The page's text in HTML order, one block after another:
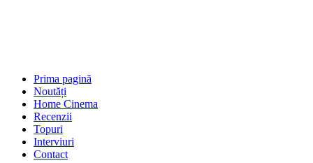
Prima pagină
Noutăți
Home Cinema
Recenzii
Topuri
Interviuri
Contact